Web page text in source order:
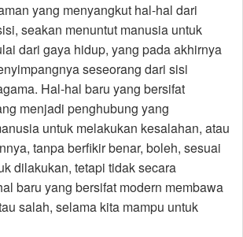
yang menyangkut hal-hal dari
seakan menuntut manusia untuk
dari gaya hidup, yang pada akhirnya
seseorang dari sisi
Hal-hal baru yang bersifat
menjadi penghubung yang
untuk melakukan kesalahan, atau
tanpa berfikir benar, boleh, sesuai
dilakukan, tetapi tidak secara
baru yang bersifat modern membawa
salah, selama kita mampu untuk